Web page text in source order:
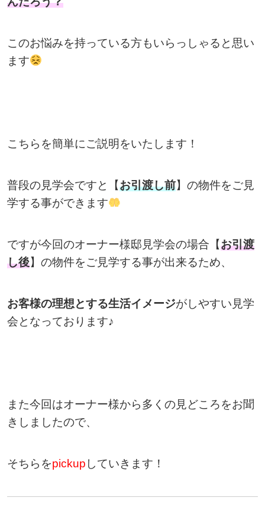
このお悩みを持っている方もいらっしゃると思い
ます
こちらを簡単にご説明をいたします！
普段の見学会ですと【お引渡し前】の物件をご見
学する事ができます
ですが今回のオーナー様邸見学会の場合【お引渡
し後】の物件をご見学する事が出来るため、
お客様の理想とする生活イメージがしやすい見学
会となっております♪
また今回はオーナー様から多くの見どころをお聞
きしましたので、
そちらをpickup していきます！